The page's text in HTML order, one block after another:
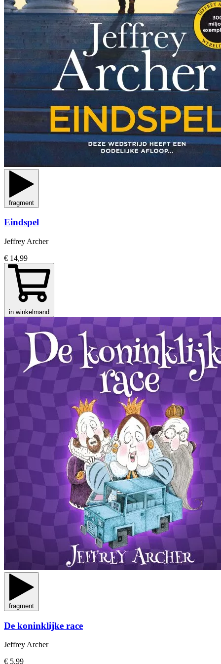
fragment
Eindspel
Jeffrey Archer
€ 14,99
in winkelmand
fragment
De koninklijke race
Jeffrey Archer
€ 5,99